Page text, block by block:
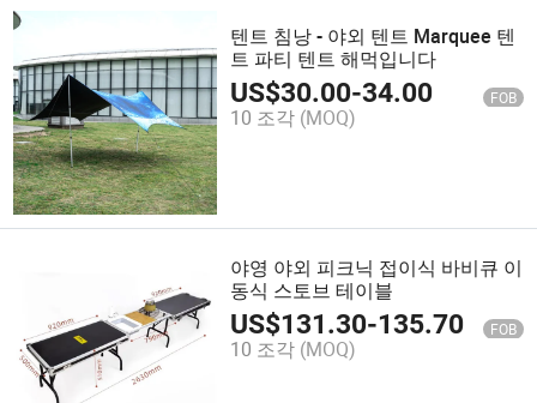
텐트 침낭 - 야외 텐트 Marquee 텐
트 파티 텐트 해먹입니다
US$30.00-34.00 FOB
10 조각 (MOQ)
야영 야외 피크닉 접이식 바비큐 이
동식 스토브 테이블
US$131.30-135.70 FOB
10 조각 (MOQ)